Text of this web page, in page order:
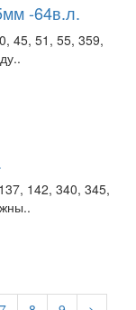
-64в.л.
45, 51, 55, 359,
142, 340, 345,